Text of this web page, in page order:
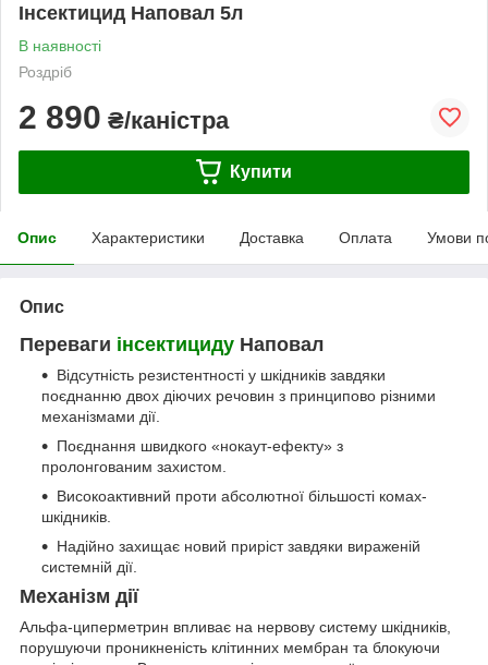
Інсектицид Наповал 5л
В наявності
Роздріб
2 890 ₴/каністра
Купити
Опис Характеристики Доставка Оплата Умови
Опис
Переваги інсектициду Наповал
Відсутність резистентності у шкідників завдяки
поєднанню двох діючих речовин з принципово різними
механізмами дії.
Поєднання швидкого «нокаут-ефекту» з
пролонгованим захистом.
Високоактивний проти абсолютної більшості комах-
шкідників.
Надійно захищає новий приріст завдяки вираженій
системній дії.
Механізм дії
Альфа-циперметрин впливає на нервову систему шкідників,
порушуючи проникненість клітинних мембран та блокуючи